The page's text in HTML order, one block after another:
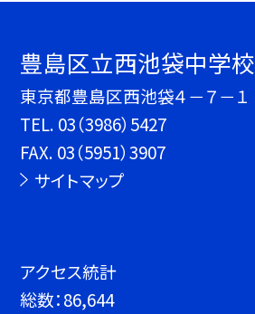
豊島区立西池袋中学校
東京都豊島区西池袋４－７－１
TEL. 03（3986）5427
FAX. 03（5951）3907
サイトマップ
アクセス統計
総数：86,644